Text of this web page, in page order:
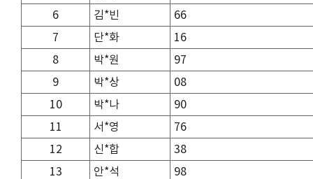
6
김*빈
66
7
단*화
16
8
박*원
97
9
박*상
08
10
박*나
90
11
서*영
76
12
신*합
38
13
안*석
98